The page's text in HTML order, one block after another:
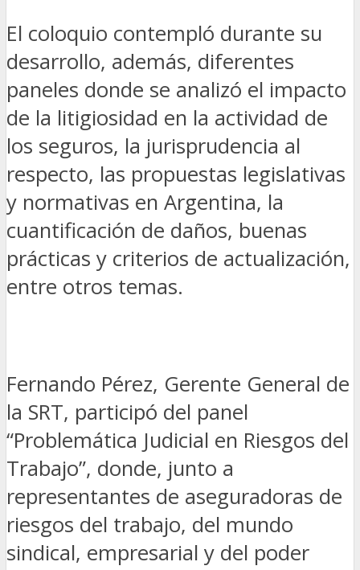
El coloquio contempló durante su
desarrollo, además, diferentes
paneles donde se analizó el impacto
de la litigiosidad en la actividad de
los seguros, la jurisprudencia al
respecto, las propuestas legislativas
y normativas en Argentina, la
cuantificación de daños, buenas
prácticas y criterios de actualización,
entre otros temas.
Fernando Pérez, Gerente General de
la SRT, participó del panel
“Problemática Judicial en Riesgos del
Trabajo”, donde, junto a
representantes de aseguradoras de
riesgos del trabajo, del mundo
sindical, empresarial y del poder